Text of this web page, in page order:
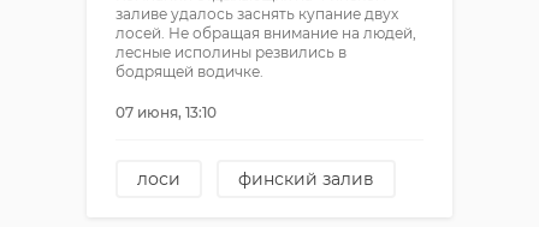
заливе удалось заснять купание двух
лосей. Не обращая внимание на людей,
лесные исполины резвились в
бодрящей водичке.
07 июня, 13:10
лоси финский залив